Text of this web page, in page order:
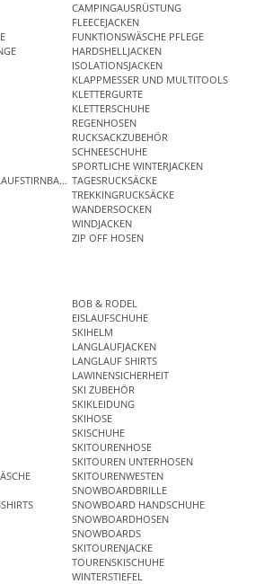
CAMPINGAUSRÜSTUNG
FLEECEJACKEN
FUNKTIONSWÄSCHE PFLEGE
HARDSHELLJACKEN
ISOLATIONSJACKEN
KLAPPMESSER UND MULTITOOLS
KLETTERGURTE
KLETTERSCHUHE
REGENHOSEN
RUCKSACKZUBEHÖR
SCHNEESCHUHE
SPORTLICHE WINTERJACKEN
TAGESRUCKSÄCKE
TREKKINGRUCKSÄCKE
WANDERSOCKEN
WINDJACKEN
ZIP OFF HOSEN
BOB & RODEL
EISLAUFSCHUHE
SKIHELM
LANGLAUFJACKEN
LANGLAUF SHIRTS
LAWINENSICHERHEIT
SKI ZUBEHÖR
SKIKLEIDUNG
SKIHOSE
SKISCHUHE
SKITOURENHOSE
SKITOUREN UNTERHOSEN
SKITOURENWESTEN
SNOWBOARDBRILLE
SNOWBOARD HANDSCHUHE
SNOWBOARDHOSEN
SNOWBOARDS
SKITOURENJACKE
TOURENSKISCHUHE
WINTERSTIEFEL